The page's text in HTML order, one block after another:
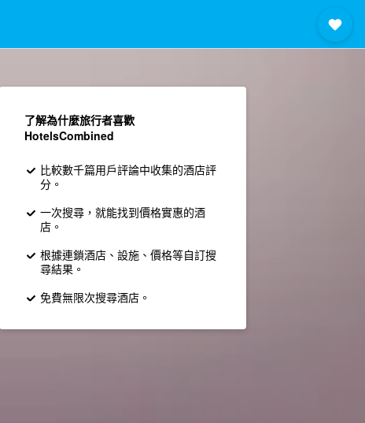
了解為什麼旅行者喜歡
HotelsCombined
比較數千篇用戶評論中收集的酒店評
分。
一次搜尋，就能找到價格實惠的酒
店。
根據連鎖酒店、設施、價格等自訂搜
尋結果。
免費無限次搜尋酒店。